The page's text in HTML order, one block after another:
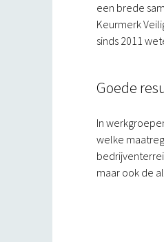
een brede
Keurmerk
sinds 2011
Goede
In
welke
maar ook de